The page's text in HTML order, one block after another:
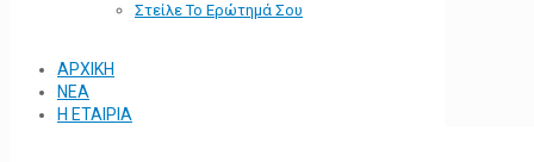
Στείλε Το Ερώτημά Σου
ΑΡΧΙΚΗ
ΝΕΑ
Η ΕΤΑΙΡΙΑ